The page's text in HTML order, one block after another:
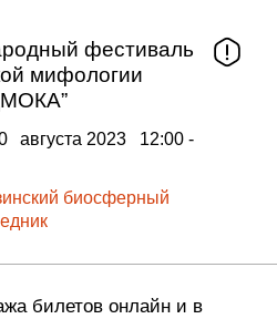
фестиваль
мифологии
августа 2023
12:00 -
биосферный
билетов онлайн и в